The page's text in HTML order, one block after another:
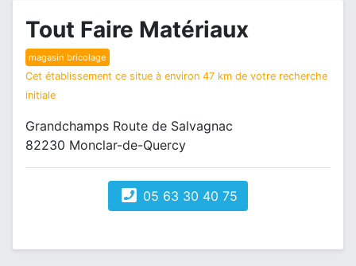
Tout Faire Matériaux
magasin bricolage
Cet établissement ce situe à environ 47 km de votre recherche
initiale
Grandchamps Route de Salvagnac
82230 Monclar-de-Quercy
05 63 30 40 75